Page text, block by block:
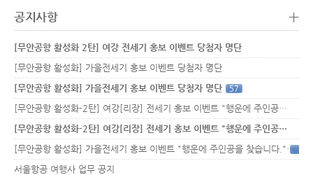
공지사항 +
[무안공항 활성화 2탄] 여강 전세기 홍보 이벤트 당첨자 명단
[무안공항 활성화] 가을전세기 홍보 이벤트 당첨자 명단
[무안공항 활성화] 가을전세기 홍보 이벤트 당첨자 명단
57
[무안공항 활성화-2탄] 여강[리장] 전세기 홍보 이벤트 "행운에 주인공…
[무안공항 활성화-2탄] 여강[리장] 전세기 홍보 이벤트 "행운에 주인공…
[무안공항 활성화] 가을전세기 홍보 이벤트 "행운에 주인공을 찾습니다."33
서울항공 여행사 업무 공지